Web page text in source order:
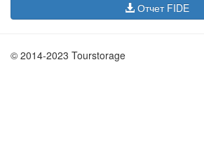
Отчет FIDE
© 2014-2023 Tourstorage